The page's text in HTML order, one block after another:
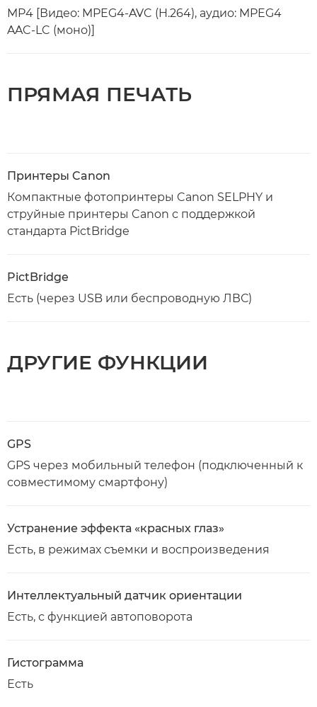
MP4 [Видео: MPEG4-AVC (H.264), аудио: MPEG4
AAC-LC (моно)]
ПРЯМАЯ ПЕЧАТЬ
Принтеры Canon
Компактные фотопринтеры Canon SELPHY и
струйные принтеры Canon с поддержкой
стандарта PictBridge
PictBridge
Есть (через USB или беспроводную ЛВС)
ДРУГИЕ ФУНКЦИИ
GPS
GPS через мобильный телефон (подключенный к
совместимому смартфону)
Устранение эффекта «красных глаз»
Есть, в режимах съемки и воспроизведения
Интеллектуальный датчик ориентации
Есть, с функцией автоповорота
Гистограмма
Есть